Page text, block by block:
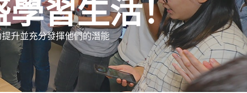
習生活！
升並充分發揮他們的潛能